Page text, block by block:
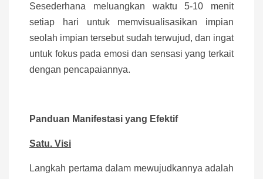
Sesederhana meluangkan waktu 5-10 menit
setiap hari untuk memvisualisasikan impian
seolah impian tersebut sudah terwujud, dan ingat
untuk fokus pada emosi dan sensasi yang terkait
dengan pencapaiannya.
Panduan Manifestasi yang Efektif
Satu. Visi
Langkah pertama dalam mewujudkannya adalah